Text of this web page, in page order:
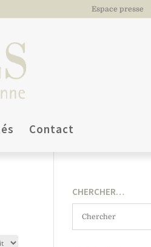
Espace presse
Contact
CHERCHER…